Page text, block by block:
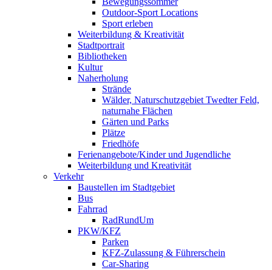
Outdoor-Sport Locations
Sport erleben
Weiterbildung & Kreativität
Stadtportrait
Bibliotheken
Kultur
Naherholung
Strände
Wälder, Naturschutzgebiet Twedter Feld,
naturnahe Flächen
Gärten und Parks
Plätze
Friedhöfe
Ferienangebote/Kinder und Jugendliche
Weiterbildung und Kreativität
Verkehr
Baustellen im Stadtgebiet
Bus
Fahrrad
RadRundUm
PKW/KFZ
Parken
KFZ-Zulassung & Führerschein
Car-Sharing